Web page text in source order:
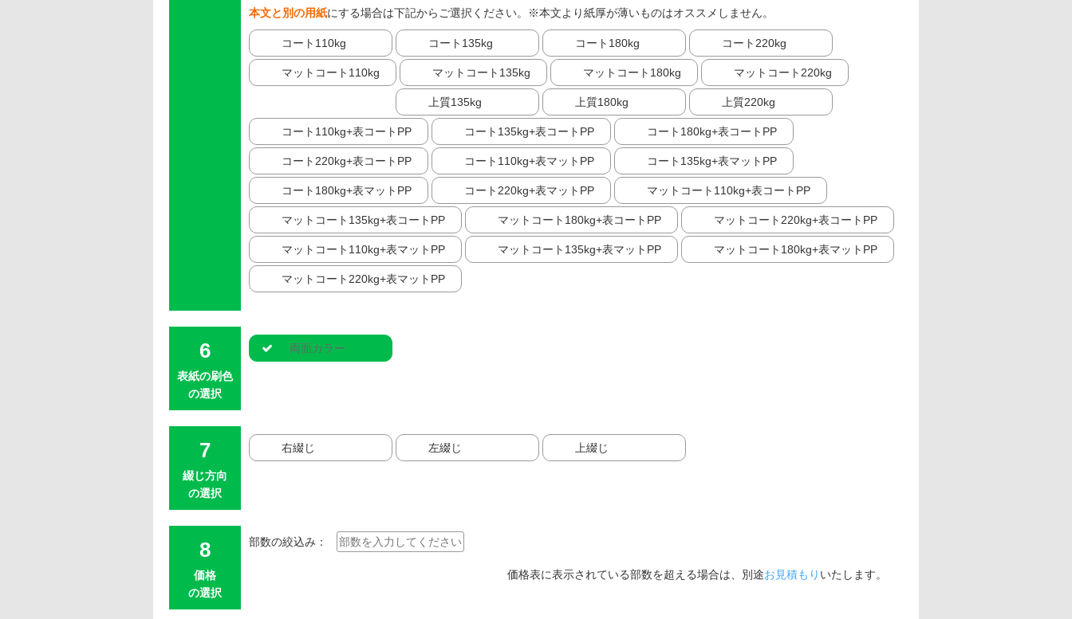
本文と別の用紙にする場合は下記からご選択ください。※本文より紙厚が薄いものはオススメしません。
コート110kg コート135kg コート180kg コート220kg
マットコート110kg マットコート135kg マットコート180kg マットコート220kg
上質135kg 上質180kg 上質220kg
コート110kg+表コートPP コート135kg+表コートPP コート180kg+表コートPP
コート220kg+表コートPP コート110kg+表マットPP コート135kg+表マットPP
コート180kg+表マットPP コート220kg+表マットPP マットコート110kg+表コートPP
マットコート135kg+表コートPP マットコート180kg+表コートPP マットコート220kg+表コートPP
マットコート110kg+表マットPP マットコート135kg+表マットPP マットコート180kg+表マットPP
マットコート220kg+表マットPP
表紙の刷色
の選択
両面カラー
綴じ方向
の選択
右綴じ 左綴じ 上綴じ
価格
の選択
部数の絞込み：
価格表に表示されている部数を超える場合は、別途お見積もり いたします。